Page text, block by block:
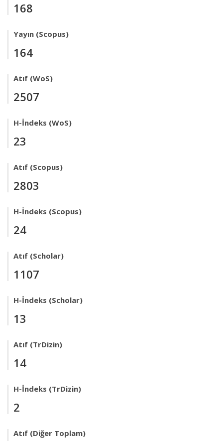
168
Yayın (Scopus)
164
Atıf (WoS)
2507
H-İndeks (WoS)
23
Atıf (Scopus)
2803
H-İndeks (Scopus)
24
Atıf (Scholar)
1107
H-İndeks (Scholar)
13
Atıf (TrDizin)
14
H-İndeks (TrDizin)
2
Atıf (Diğer Toplam)